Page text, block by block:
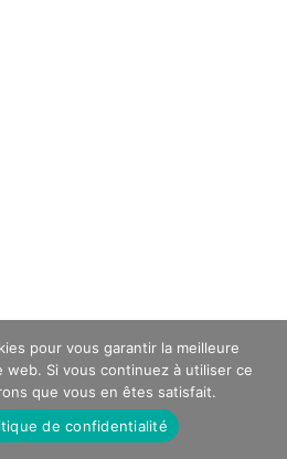
pour vous garantir la meilleure
Si vous continuez à utiliser ce
que vous en êtes satisfait.
de confidentialité